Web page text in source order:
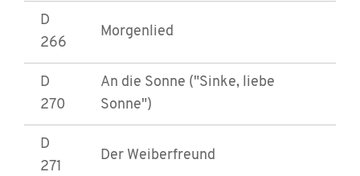
D
266
Morgenlied
D
270
An die Sonne ("Sinke, liebe
Sonne")
D
271
Der Weiberfreund